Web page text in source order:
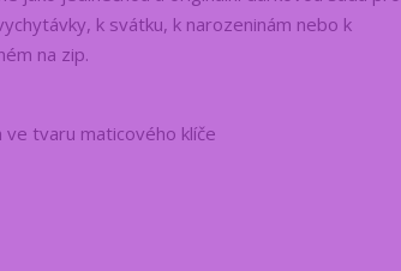
k svátku, k narozeninám nebo k
na zip.
tvaru maticového klíče